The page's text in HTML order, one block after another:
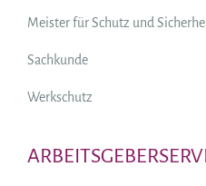
Meister für Schutz und
Sachkunde
Werkschutz